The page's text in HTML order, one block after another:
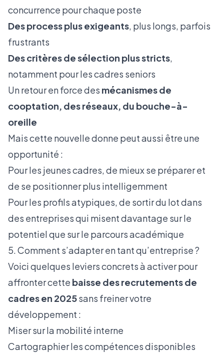
concurrence pour chaque poste
Des process plus exigeants, plus longs, parfois
frustrants
Des critères de sélection plus stricts,
notamment pour les cadres seniors
Un retour en force des mécanismes de
cooptation, des réseaux, du bouche-à-
oreille
Mais cette nouvelle donne peut aussi être une
opportunité :
Pour les jeunes cadres, de mieux se préparer et
de se positionner plus intelligemment
Pour les profils atypiques, de sortir du lot dans
des entreprises qui misent davantage sur le
potentiel que sur le parcours académique
5. Comment s’adapter en tant qu’entreprise ?
Voici quelques leviers concrets à activer pour
affronter cette baisse des recrutements de
cadres en 2025sans freiner votre
développement :
Miser sur la mobilité interne
Cartographier les compétences disponibles